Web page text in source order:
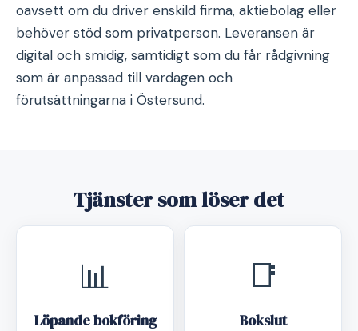
oavsett om du driver enskild firma, aktiebolag eller
behöver stöd som privatperson. Leveransen är
digital och smidig, samtidigt som du får rådgivning
som är anpassad till vardagen och
förutsättningarna i Östersund.
Tjänster som löser det
📊
Löpande bokföring
📑
Bokslut